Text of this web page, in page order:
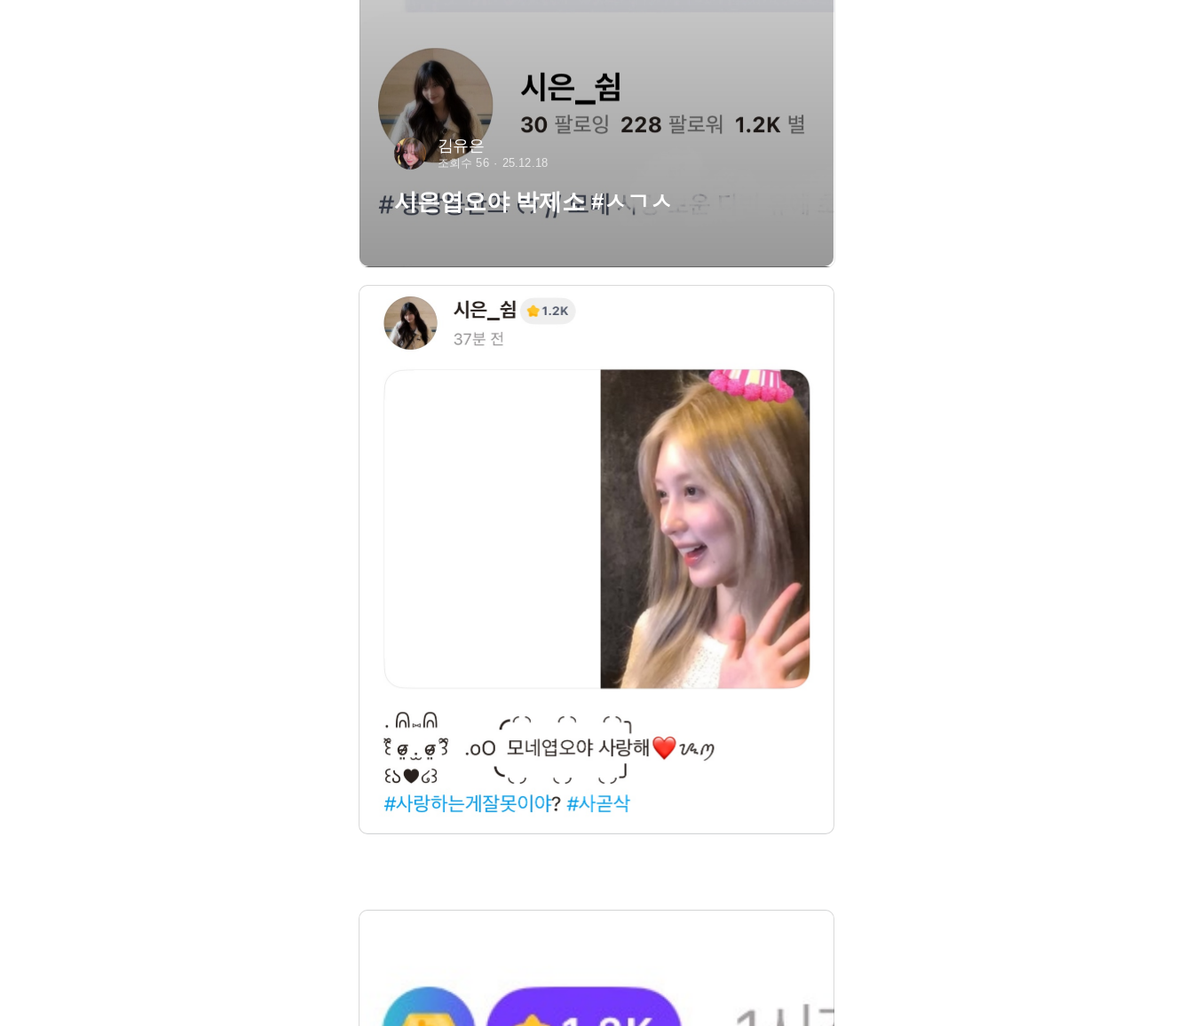
김유은
조회수 56 25.12.18
시은엽오야 박제소 #ㅅㄱㅅ